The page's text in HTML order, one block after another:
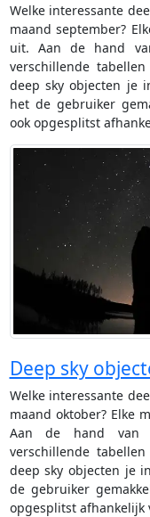
Welke interessante
maand september?
uit. Aan de hand
verschillende
deep sky objecten je
het de gebruiker
ook opgesplitst
Deep sky
Welke interessante
maand oktober? Elke
Aan de hand van
verschillende
deep sky objecten je
de gebruiker
opgesplitst afhankelijk